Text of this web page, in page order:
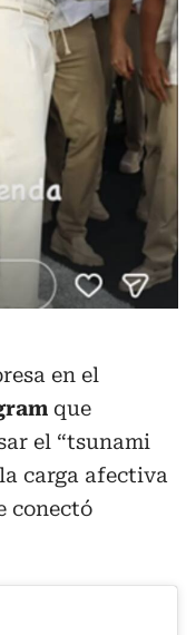
en el
que
el “tsunami
carga afectiva
conectó